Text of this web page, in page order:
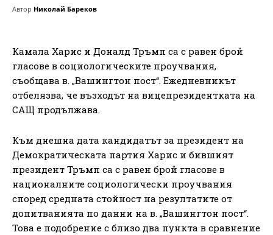
Автор Николай Бареков
Камала Харис и Доналд Тръмп са с равен брой
гласове в социологическите проучвания,
съобщава в. „Вашингтон пост“. Ежедневникът
отбелязва, че възходът на вицепрезидентката на
САЩ продължава.
Към днешна дата кандидатът за президент на
Демократическата партия Харис и бившият
президент Тръмп са с равен брой гласове в
националните социологически проучвания
според средната стойност на резултатите от
допитванията по данни на в. „Вашингтон пост“.
Това е подобрение с близо два пункта в сравнение